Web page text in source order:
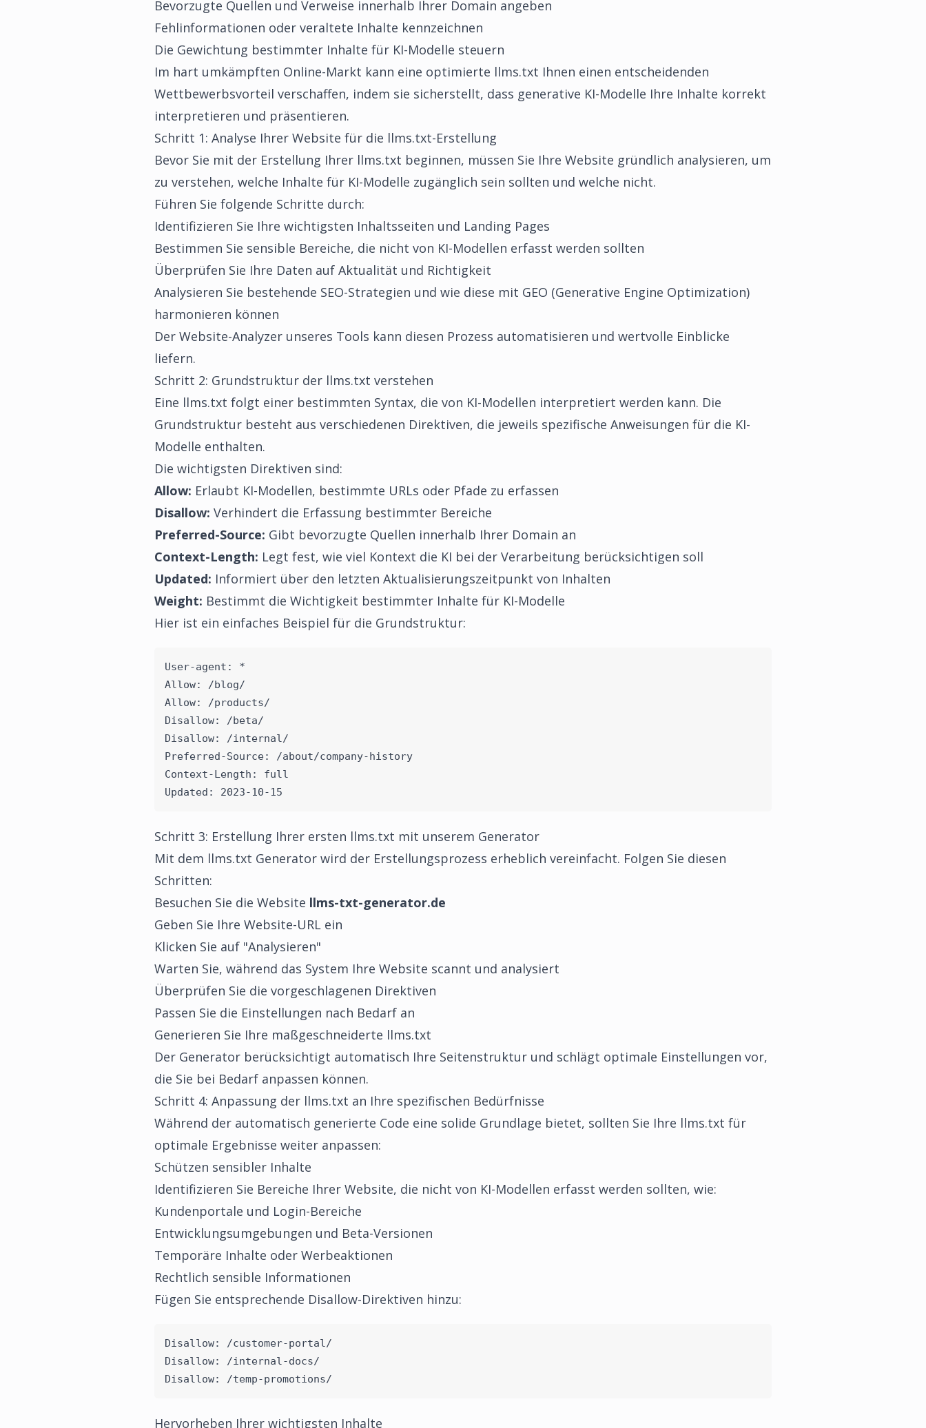
Bevorzugte Quellen und Verweise innerhalb Ihrer Domain angeben
Fehlinformationen oder veraltete Inhalte kennzeichnen
Die Gewichtung bestimmter Inhalte für KI-Modelle steuern
Im hart umkämpften Online-Markt kann eine optimierte llms.txt Ihnen einen entscheidenden
Wettbewerbsvorteil verschaffen, indem sie sicherstellt, dass generative KI-Modelle Ihre Inhalte korrekt
interpretieren und präsentieren.
Schritt 1: Analyse Ihrer Website für die llms.txt-Erstellung
Bevor Sie mit der Erstellung Ihrer llms.txt beginnen, müssen Sie Ihre Website gründlich analysieren, um
zu verstehen, welche Inhalte für KI-Modelle zugänglich sein sollten und welche nicht.
Führen Sie folgende Schritte durch:
Identifizieren Sie Ihre wichtigsten Inhaltsseiten und Landing Pages
Bestimmen Sie sensible Bereiche, die nicht von KI-Modellen erfasst werden sollten
Überprüfen Sie Ihre Daten auf Aktualität und Richtigkeit
Analysieren Sie bestehende SEO-Strategien und wie diese mit GEO (Generative Engine Optimization)
harmonieren können
Der Website-Analyzer unseres Tools kann diesen Prozess automatisieren und wertvolle Einblicke
liefern.
Schritt 2: Grundstruktur der llms.txt verstehen
Eine llms.txt folgt einer bestimmten Syntax, die von KI-Modellen interpretiert werden kann. Die
Grundstruktur besteht aus verschiedenen Direktiven, die jeweils spezifische Anweisungen für die KI-
Modelle enthalten.
Die wichtigsten Direktiven sind:
Allow: Erlaubt KI-Modellen, bestimmte URLs oder Pfade zu erfassen
Disallow: Verhindert die Erfassung bestimmter Bereiche
Preferred-Source: Gibt bevorzugte Quellen innerhalb Ihrer Domain an
Context-Length: Legt fest, wie viel Kontext die KI bei der Verarbeitung berücksichtigen soll
Updated: Informiert über den letzten Aktualisierungszeitpunkt von Inhalten
Weight: Bestimmt die Wichtigkeit bestimmter Inhalte für KI-Modelle
Hier ist ein einfaches Beispiel für die Grundstruktur:
User-agent: *
Allow: /blog/
Allow: /products/
Disallow: /beta/
Disallow: /internal/
Preferred-Source: /about/company-history
Context-Length: full
Updated: 2023-10-15
Schritt 3: Erstellung Ihrer ersten llms.txt mit unserem Generator
Mit dem llms.txt Generator wird der Erstellungsprozess erheblich vereinfacht. Folgen Sie diesen
Schritten:
Besuchen Sie die Website llms-txt-generator.de
Geben Sie Ihre Website-URL ein
Klicken Sie auf "Analysieren"
Warten Sie, während das System Ihre Website scannt und analysiert
Überprüfen Sie die vorgeschlagenen Direktiven
Passen Sie die Einstellungen nach Bedarf an
Generieren Sie Ihre maßgeschneiderte llms.txt
Der Generator berücksichtigt automatisch Ihre Seitenstruktur und schlägt optimale Einstellungen vor,
die Sie bei Bedarf anpassen können.
Schritt 4: Anpassung der llms.txt an Ihre spezifischen Bedürfnisse
Während der automatisch generierte Code eine solide Grundlage bietet, sollten Sie Ihre llms.txt für
optimale Ergebnisse weiter anpassen:
Schützen sensibler Inhalte
Identifizieren Sie Bereiche Ihrer Website, die nicht von KI-Modellen erfasst werden sollten, wie:
Kundenportale und Login-Bereiche
Entwicklungsumgebungen und Beta-Versionen
Temporäre Inhalte oder Werbeaktionen
Rechtlich sensible Informationen
Fügen Sie entsprechende Disallow-Direktiven hinzu:
Disallow: /customer-portal/
Disallow: /internal-docs/
Disallow: /temp-promotions/
Hervorheben Ihrer wichtigsten Inhalte